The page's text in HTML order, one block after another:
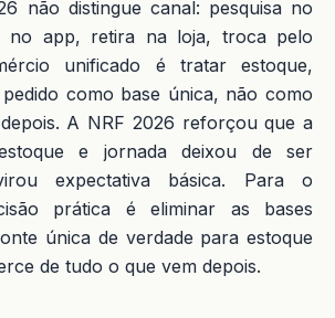
não distingue canal: pesquisa no
no app, retira na loja, troca pelo
unificado é tratar estoque,
como base única, não como
A NRF 2026 reforçou que a
e jornada deixou de ser
expectativa básica. Para o
prática é eliminar as bases
única de verdade para estoque
de tudo o que vem depois.